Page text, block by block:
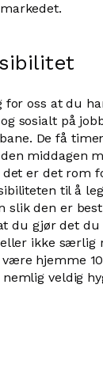
for oss at du
sosialt på
De få
middagen
er det rom
til å
slik den er
du gjør det du
ikke særlig
hjemme
veldig